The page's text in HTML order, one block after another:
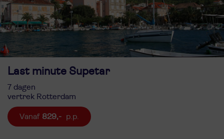
Last minute Supetar
7 dagen
vertrek Rotterdam
829,-